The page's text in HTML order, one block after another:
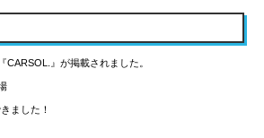
CARSOL.』が掲載されました。
ました！